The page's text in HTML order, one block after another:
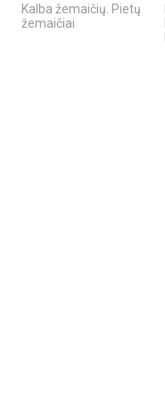
Kalba žemaičių. Pietų
žemaičiai